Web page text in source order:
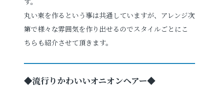
丸い束を作るという事は共通していますが、アレンジ次
第で様々な雰囲気を作り出せるのでスタイルごとにこ
ちらも紹介させて頂きます。
◆流行りかわいいオニオンヘアー◆